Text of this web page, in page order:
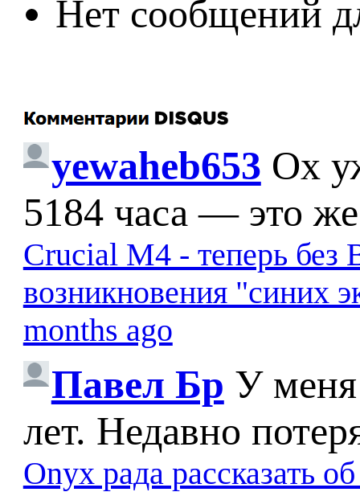
Нет сообщений
yewaheb653 Ох
5184 часа — это
Crucial M4 - теперь без
возникновения "синих
months ago
Павел Бр У меня
лет. Недавно
Onyx рада рассказать